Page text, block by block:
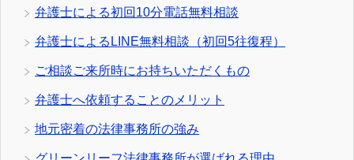
弁護士による初回10分電話無料相談
弁護士によるLINE無料相談（初回5往復程）
ご相談ご来所時にお持ちいただくもの
弁護士へ依頼することのメリット
地元密着の法律事務所の強み